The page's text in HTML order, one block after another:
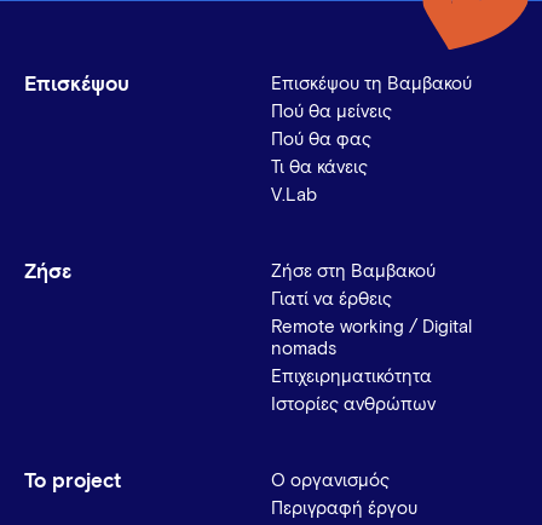
Επισκέψου
Επισκέψου τη Βαμβακού
Πού θα μείνεις
Πού θα φας
Τι θα κάνεις
V.Lab
Ζήσε
Ζήσε στη Βαμβακού
Γιατί να έρθεις
Remote working / Digital
nomads
Επιχειρηματικότητα
Ιστορίες ανθρώπων
Το project
Ο οργανισμός
Περιγραφή έργου